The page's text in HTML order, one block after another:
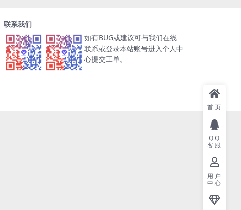
联系我们
如有BUG或建议可与我们在线
联系或登录本站账号进入个人中
心提交工单。
首页
QQ
客服
用户
中心